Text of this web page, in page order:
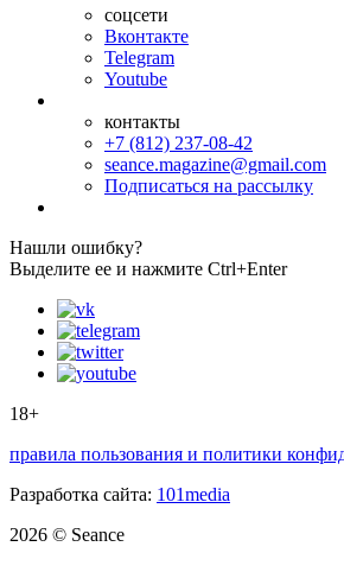
соцсети
Вконтакте
Telegram
Youtube
контакты
+7 (812) 237-08-42
seance.magazine@gmail.com
Подписаться на рассылку
Нашли ошибку?
Выделите ее и нажмите Ctrl+Enter
18+
правила пользования и политики
Разработка сайта: 101media
2026 © Seance